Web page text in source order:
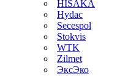
HISAKA
Hydac
Secespol
Stokvis
WTK
Zilmet
ЭксЭко